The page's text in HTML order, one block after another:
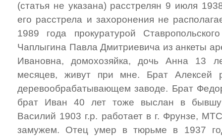
(статья не указана) расстрелян 9 июля
его расстрела и захоронения не
1989 года прокуратурой
Чаплыгина Павла Дмитриевича из анкеты
Ивановна, домохозяйка, дочь Анна 13
месяцев, живут при мне. Брат Алексей
деревообрабатывающем заводе. Брат
брат Иван 40 лет тоже выслан в
Василий 1903 г.р. работает в г. Фрунзе,
замужем. Отец умер в тюрьме в 1937